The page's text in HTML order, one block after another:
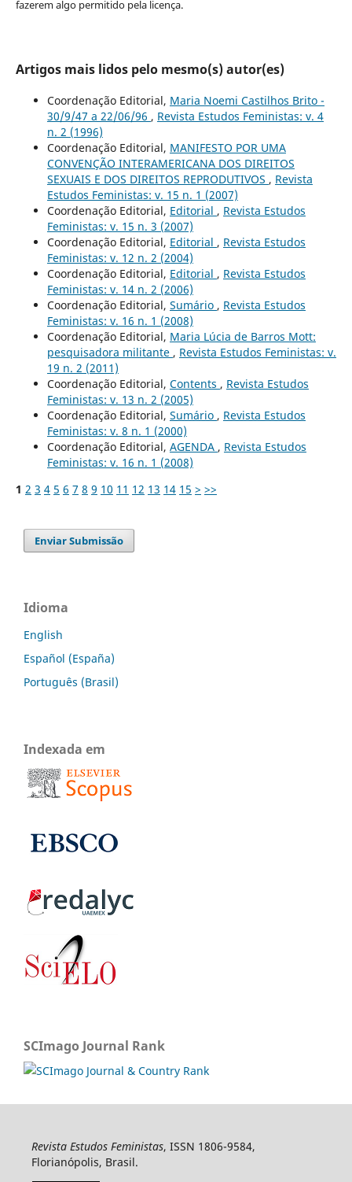
fazerem algo permitido pela licença.
Artigos mais lidos pelo mesmo(s) autor(es)
Coordenação Editorial, Maria Noemi Castilhos Brito -
30/9/47 a 22/06/96 , Revista Estudos Feministas: v. 4
n. 2 (1996)
Coordenação Editorial, MANIFESTO POR UMA
CONVENÇÃO INTERAMERICANA DOS DIREITOS
SEXUAIS E DOS DIREITOS REPRODUTIVOS , Revista
Estudos Feministas: v. 15 n. 1 (2007)
Coordenação Editorial, Editorial , Revista Estudos
Feministas: v. 15 n. 3 (2007)
Coordenação Editorial, Editorial , Revista Estudos
Feministas: v. 12 n. 2 (2004)
Coordenação Editorial, Editorial , Revista Estudos
Feministas: v. 14 n. 2 (2006)
Coordenação Editorial, Sumário , Revista Estudos
Feministas: v. 16 n. 1 (2008)
Coordenação Editorial, Maria Lúcia de Barros Mott:
pesquisadora militante , Revista Estudos Feministas: v.
19 n. 2 (2011)
Coordenação Editorial, Contents , Revista Estudos
Feministas: v. 13 n. 2 (2005)
Coordenação Editorial, Sumário , Revista Estudos
Feministas: v. 8 n. 1 (2000)
Coordenação Editorial, AGENDA , Revista Estudos
Feministas: v. 16 n. 1 (2008)
1 2 3 4 5 6 7 8 9 10 11 12 13 14 15 > >>
Enviar Submissão
Idioma
English
Español (España)
Português (Brasil)
Indexada em
SCImago Journal Rank
Revista Estudos Feministas, ISSN 1806-9584,
Florianópolis, Brasil.